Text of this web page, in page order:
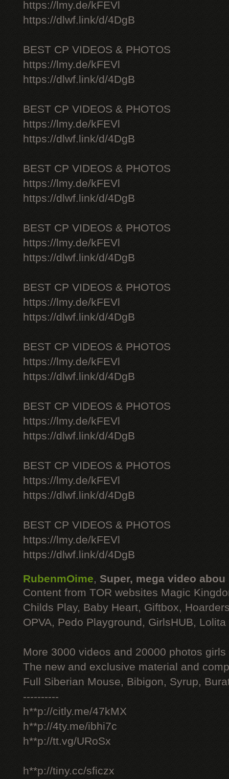
https://lmy.de/kFEVl
https://dlwf.link/d/4DgB
BEST CP VIDEOS & PHOTOS
https://lmy.de/kFEVl
https://dlwf.link/d/4DgB
BEST CP VIDEOS & PHOTOS
https://lmy.de/kFEVl
https://dlwf.link/d/4DgB
BEST CP VIDEOS & PHOTOS
https://lmy.de/kFEVl
https://dlwf.link/d/4DgB
BEST CP VIDEOS & PHOTOS
https://lmy.de/kFEVl
https://dlwf.link/d/4DgB
BEST CP VIDEOS & PHOTOS
https://lmy.de/kFEVl
https://dlwf.link/d/4DgB
BEST CP VIDEOS & PHOTOS
https://lmy.de/kFEVl
https://dlwf.link/d/4DgB
BEST CP VIDEOS & PHOTOS
https://lmy.de/kFEVl
https://dlwf.link/d/4DgB
BEST CP VIDEOS & PHOTOS
https://lmy.de/kFEVl
https://dlwf.link/d/4DgB
BEST CP VIDEOS & PHOTOS
https://lmy.de/kFEVl
https://dlwf.link/d/4DgB
RubenmOime, Super, mega video abou
Content from TOR websites Magic
Childs Play, Baby Heart, Giftbox,
OPVA, Pedo Playground, GirlsHUB, Lolita
More 3000 videos and 20000 photos
The new and exclusive material and
Full Siberian Mouse, Bibigon, Syrup,
----------
h**p://citly.me/47kMX
h**p://4ty.me/ibhi7c
h**p://tt.vg/URoSx
h**p://tiny.cc/sficzx